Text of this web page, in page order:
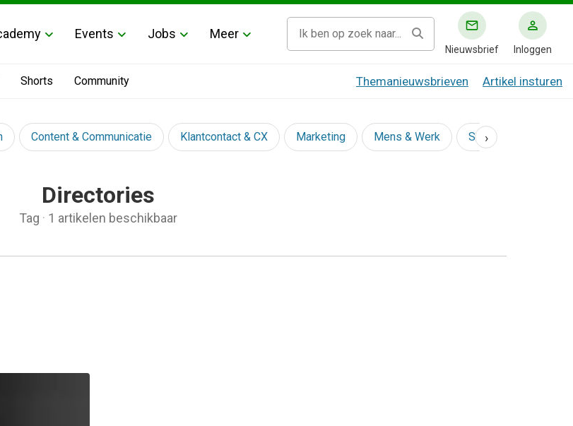
Events Jobs Meer
Nieuwsbrief Inloggen
Shorts Community Themanieuwsbrieven Artikel insturen
Content & Communicatie Klantcontact & CX Marketing Mens & Werk Social
›
Directories
Tag · 1 artikelen beschikbaar